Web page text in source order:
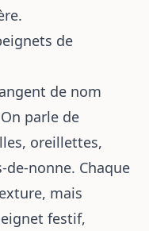
de
de nom
parle de
oreillettes,
nonne. Chaque
mais
festif,